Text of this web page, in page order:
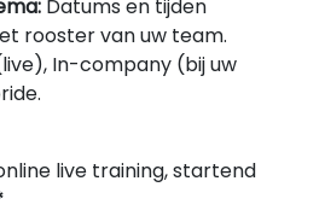
Datums en tijden
rooster van uw team.
In-company (bij uw
live training, startend